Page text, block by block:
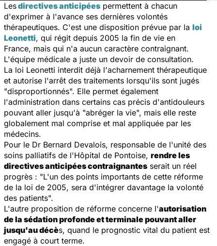
Lesdirectives anticipées permettent à chacun
d'exprimer à l'avance ses dernières volontés
thérapeutiques. C'est une disposition prévue par la loi
Leonetti, qui régit depuis 2005 la fin de vie en
France, mais qui n'a aucun caractère contraignant.
L'équipe médicale a juste un devoir de consultation.
La loi Leonetti interdit déjà l'acharnement thérapeutique
et autorise l'arrêt des traitements lorsqu'ils sont jugés
"disproportionnés". Elle permet également
l'administration dans certains cas précis d'antidouleurs
pouvant aller jusqu'à "abréger la vie", mais elle reste
globalement mal comprise et mal appliquée par les
médecins.
Pour le Dr Bernard Devalois, responsable de l'unité des
soins palliatifs de l'Hôpital de Pontoise, rendre les
directives anticipées contraignantes serait un réel
progrès : "L'un des points importants de cette réforme
de la loi de 2005, sera d'intégrer davantage la volonté
des patients".
L'autre proposition de réforme concerne l'autorisation
de la sédation profonde et terminale pouvant aller
jusqu'au décès, quand le prognostic vital du patient est
engagé à court terme.